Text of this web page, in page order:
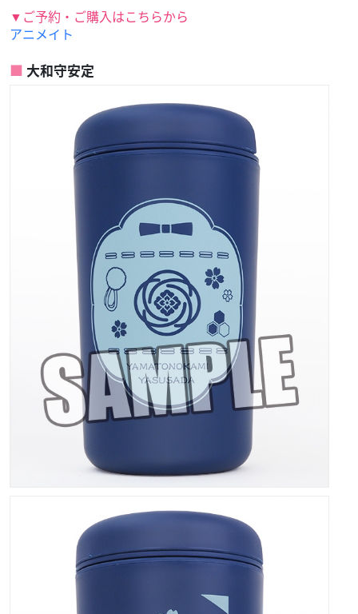
▼ご予約・ご購入はこちらから
アニメイト
大和守安定